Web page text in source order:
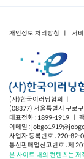
개인정보 처리방침 서
(사)한국이러닝협회 ㅣ
(08377) 서울특별시 구로
대표전화 : 1899-1919 ㅣ
이메일 :
사업자 등록번호 : 220-82-
통신판매업신고번호 : 제
본 사이트 내의 컨텐츠는